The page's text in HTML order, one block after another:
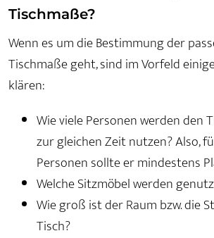
Tischmaße?
Wenn es um die Bestimmung der
Tischmaße geht, sind im Vorfeld
klären:
Wie viele Personen werden den
zur gleichen Zeit nutzen? Also,
Personen sollte er mindestens
Welche Sitzmöbel werden
Wie groß ist der Raum bzw. die
Tisch?